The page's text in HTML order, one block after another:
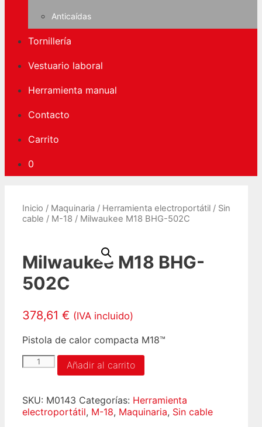
Anticaídas
Tornillería
Vestuario laboral
Herramienta manual
Contacto
Carrito
0
Inicio / Maquinaria / Herramienta electroportátil / Sin
cable / M-18 / Milwaukee M18 BHG-502C
Milwaukee M18 BHG-
502C
378,61 € (IVA incluido)
Pistola de calor compacta M18™
Milwaukee
M18
502C
cantidad
Añadir al carrito
SKU: M0143 Categorías: Herramienta
electroportátil, M-18, Maquinaria, Sin cable